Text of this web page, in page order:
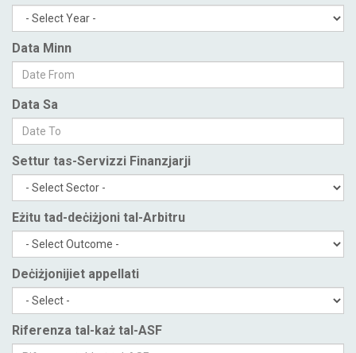
Data Minn
Data Sa
Settur tas-Servizzi Finanzjarji
Eżitu tad-deċiżjoni tal-Arbitru
Deċiżjonijiet appellati
Riferenza tal-każ tal-ASF